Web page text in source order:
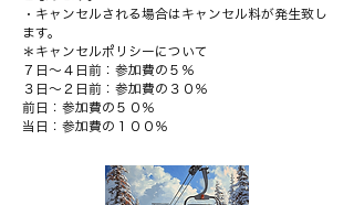
・キャンセルされる場合はキャンセル料が発生致し
ます。
＊キャンセルポリシーについて
７日～４日前：参加費の５％
３日～２日前：参加費の３０％
前日：参加費の５０％
当日：参加費の１００％